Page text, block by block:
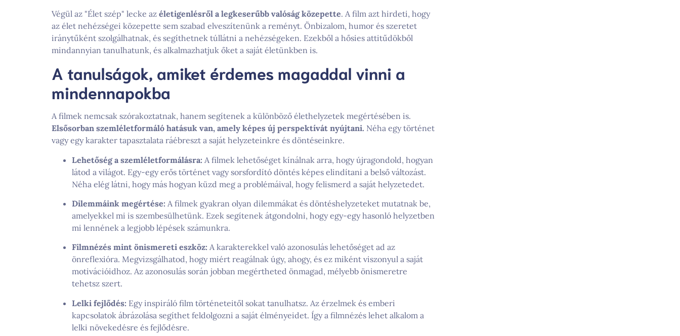
Végül az "Élet szép" lecke az életigenlésről a legkeserűbb valóság közepette. A film azt hirdeti, hogy
az élet nehézségei közepette sem szabad elveszítenünk a reményt. Önbizalom, humor és szeretet
iránytűként szolgálhatnak, és segíthetnek túllátni a nehézségeken. Ezekből a hősies attitűdökből
mindannyian tanulhatunk, és alkalmazhatjuk őket a saját életünkben is.
A tanulságok, amiket érdemes magaddal vinni a
mindennapokba
A filmek nemcsak szórakoztatnak, hanem segítenek a különböző élethelyzetek megértésében is.
Elsősorban szemléletformáló hatásuk van, amely képes új perspektívát nyújtani. Néha egy történet
vagy egy karakter tapasztalata ráébreszt a saját helyzeteinkre és döntéseinkre.
Lehetőség a szemléletformálásra: A filmek lehetőséget kínálnak arra, hogy újragondold, hogyan
látod a világot. Egy-egy erős történet vagy sorsfordító döntés képes elindítani a belső változást.
Néha elég látni, hogy más hogyan küzd meg a problémáival, hogy felismerd a saját helyzetedet.
Dilemmáink megértése: A filmek gyakran olyan dilemmákat és döntéshelyzeteket mutatnak be,
amelyekkel mi is szembesülhetünk. Ezek segítenek átgondolni, hogy egy-egy hasonló helyzetben
mi lennének a legjobb lépések számunkra.
Filmnézés mint önismereti eszköz: A karakterekkel való azonosulás lehetőséget ad az
önreflexióra. Megvizsgálhatod, hogy miért reagálnak úgy, ahogy, és ez miként viszonyul a saját
motivációidhoz. Az azonosulás során jobban megértheted önmagad, mélyebb önismeretre
tehetsz szert.
Lelki fejlődés: Egy inspiráló film történeteitől sokat tanulhatsz. Az érzelmek és emberi
kapcsolatok ábrázolása segíthet feldolgozni a saját élményeidet. Így a filmnézés lehet alkalom a
lelki növekedésre és fejlődésre.